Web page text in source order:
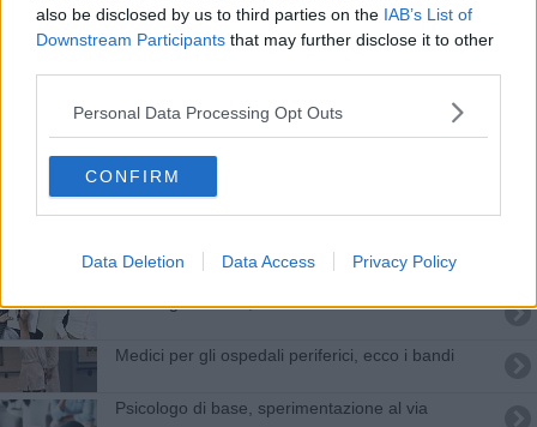
also be disclosed by us to third parties on the IAB’s List of
Downstream Participants that may further disclose it to other
Personal Data Processing Opt Outs
CONFIRM
Data Deletion Data Access Privacy Policy
Monica Calamai alla guida della rete ospedaliera
Tonfo della Mangimi, sconfitta per 7 a 1
Bus, tutti gli orari di Pasqua e Pasquetta
Clausole dedicate per assumere medici negli
ospedali periferici
​Psicologo di base, selezioni al via
Medici per gli ospedali periferici, ecco i bandi
Psicologo di base, sperimentazione al via